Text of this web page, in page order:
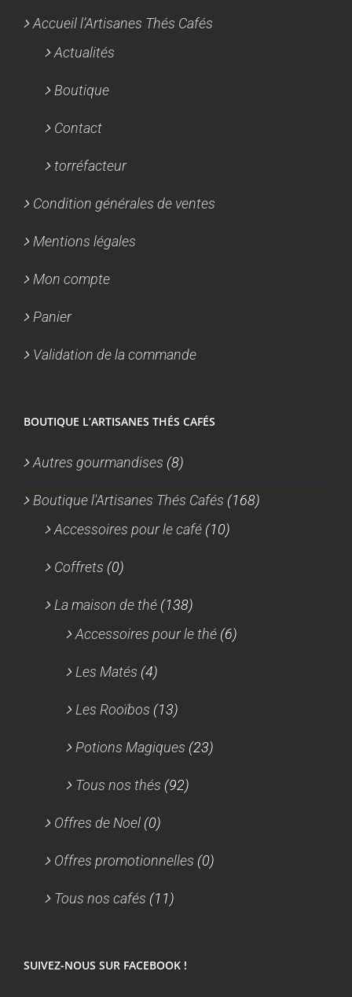
Accueil l’Artisanes Thés Cafés
Actualités
Boutique
Contact
torréfacteur
Condition générales de ventes
Mentions légales
Mon compte
Panier
Validation de la commande
BOUTIQUE L’ARTISANES THÉS CAFÉS
Autres gourmandises (8)
Boutique l'Artisanes Thés Cafés (168)
Accessoires pour le café (10)
Coffrets (0)
La maison de thé (138)
Accessoires pour le thé (6)
Les Matés (4)
Les Rooïbos (13)
Potions Magiques (23)
Tous nos thés (92)
Offres de Noel (0)
Offres promotionnelles (0)
Tous nos cafés (11)
SUIVEZ-NOUS SUR FACEBOOK !